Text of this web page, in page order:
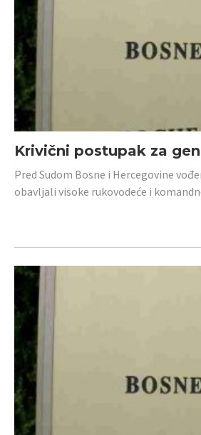
Krivični postupak za
Pred Sudom Bosne i Hercegovine
obavljali visoke rukovodeće i